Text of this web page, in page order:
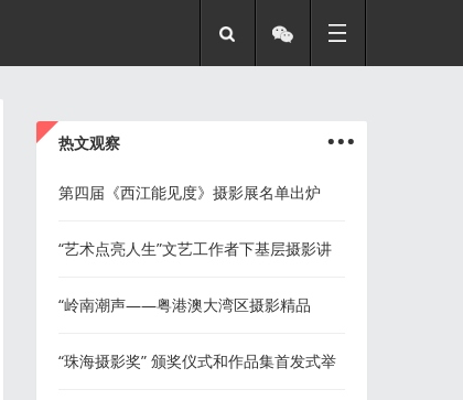
热文观察 ...
第四届《西江能见度》摄影展名单出炉
“艺术点亮人生”文艺工作者下基层摄影讲
座走进三灶、平沙
“岭南潮声——粤港澳大湾区摄影精品
展”我会十幅入选
“珠海摄影奖” 颁奖仪式和作品集首发式举